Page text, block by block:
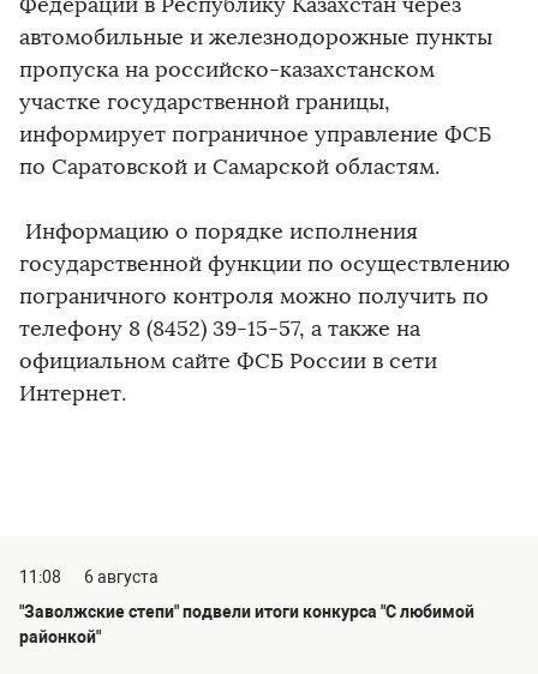
автомобильные и железнодорожные пункты
пропуска на российско-казахстанском
участке государственной границы,
информирует пограничное управление ФСБ
по Саратовской и Самарской областям.
Информацию о порядке исполнения
государственной функции по осуществлению
пограничного контроля можно получить по
телефону 8 (8452) 39-15-57, а также на
официальном сайте ФСБ России в сети
Интернет.
11:08
6 августа
"Заволжские степи" подвели итоги конкурса "С любимой
районкой"